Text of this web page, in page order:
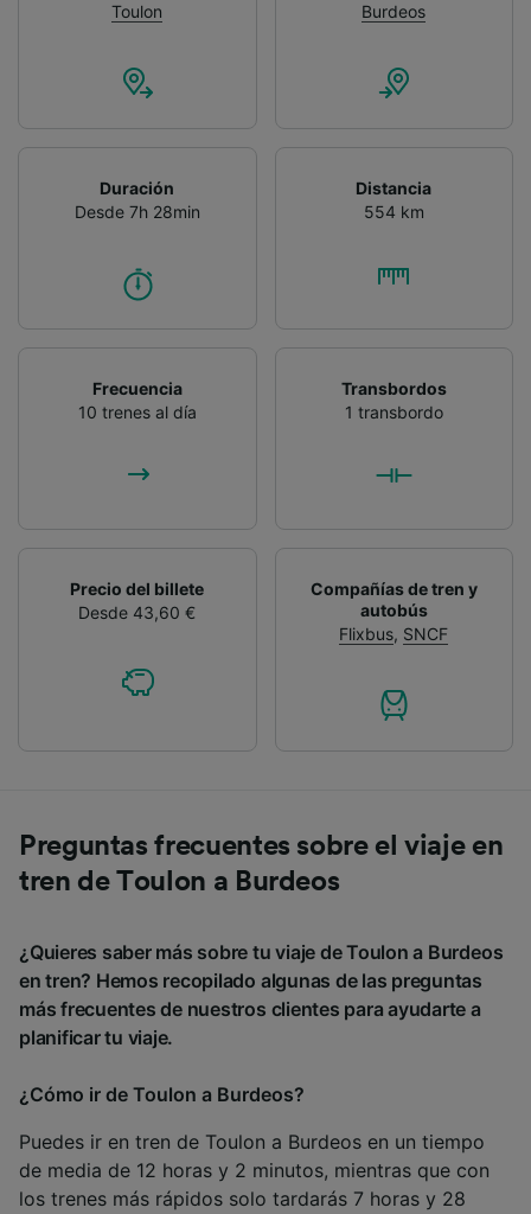
Toulon
Burdeos
Duración
Desde 7h 28min
Distancia
554 km
Frecuencia
10 trenes al día
Transbordos
1 transbordo
Precio del billete
Desde 43,60 €
Compañías de tren y
autobús
Flixbus, SNCF
Preguntas frecuentes sobre el viaje en
tren de Toulon a Burdeos
¿Quieres saber más sobre tu viaje de Toulon a Burdeos
en tren? Hemos recopilado algunas de las preguntas
más frecuentes de nuestros clientes para ayudarte a
planificar tu viaje.
¿Cómo ir de Toulon a Burdeos?
Puedes ir en tren de Toulon a Burdeos en un tiempo
de media de 12 horas y 2 minutos, mientras que con
los trenes más rápidos solo tardarás 7 horas y 28